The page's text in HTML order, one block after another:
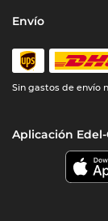
Envío
Sin gastos de envío
Aplicación